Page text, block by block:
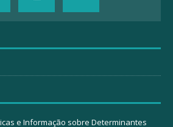
e Informação sobre Determinantes